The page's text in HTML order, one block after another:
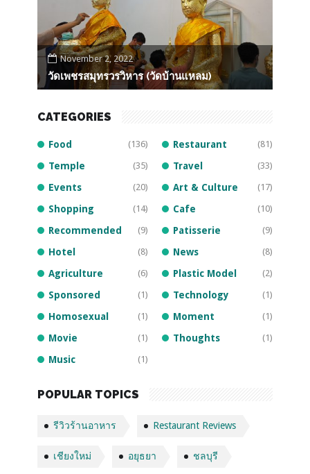
November 2, 2022
วัดเพชรสมุทรวรวิหาร (วัดบ้านแหลม)
CATEGORIES
Food (136) Restaurant (81)
Temple (35) Travel (33)
Events (20) Art & Culture (17)
Shopping (14) Cafe (10)
Recommended (9) Patisserie (9)
Hotel (8) News (8)
Agriculture (6) Plastic Model (2)
Sponsored (1) Technology (1)
Homosexual (1) Moment (1)
Movie (1) Thoughts (1)
Music (1)
POPULAR TOPICS
รีวิวร้านอาหาร Restaurant Reviews
เชียงใหม่ อยุธยา ชลบุรี